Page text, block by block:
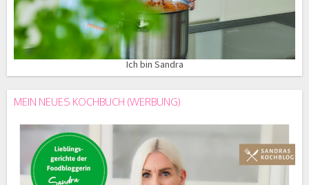
Ich bin Sandra
MEIN NEUES KOCHBUCH (WERBUNG)